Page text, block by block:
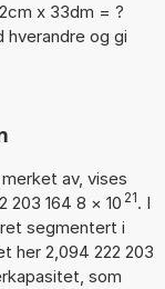
x 33dm = ?
hverandre og gi
av, vises
203 164 8 × 10 21. I
segmentert i
her 2,094 222 203
som